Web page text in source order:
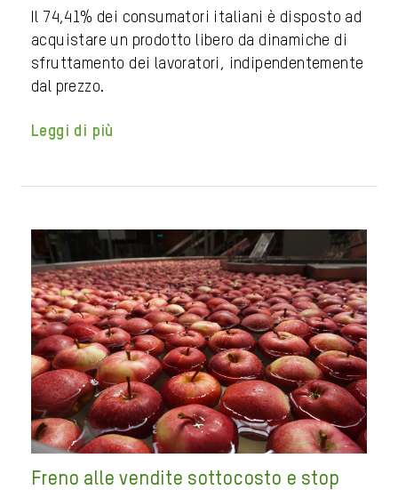
Il 74,41% dei consumatori italiani è disposto ad
acquistare un prodotto libero da dinamiche di
sfruttamento dei lavoratori, indipendentemente
dal prezzo.
Leggi di più
Freno alle vendite sottocosto e stop